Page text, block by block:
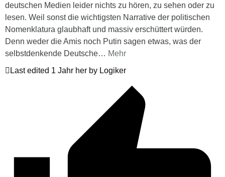
deutschen Medien leider nichts zu hören, zu sehen oder zu
lesen. Weil sonst die wichtigsten Narrative der politischen
Nomenklatura glaubhaft und massiv erschüttert würden.
Denn weder die Amis noch Putin sagen etwas, was der
selbstdenkende Deutsche… Mehr
Last edited 1 Jahr her by Logiker